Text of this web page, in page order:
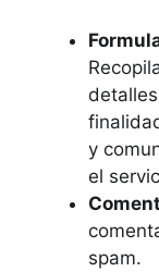
y
el
spam.